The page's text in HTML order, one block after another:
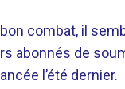
combat, il
abonnés de
l’été dernier.